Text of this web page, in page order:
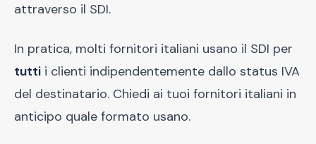
attraverso il SDI.
In pratica, molti fornitori italiani usano il SDI per
tutti i clienti indipendentemente dallo status IVA
del destinatario. Chiedi ai tuoi fornitori italiani in
anticipo quale formato usano.